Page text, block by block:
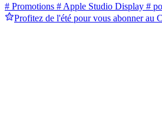
# Promotions # Apple Studio Display #
Profitez de l'été pour vous abonner au